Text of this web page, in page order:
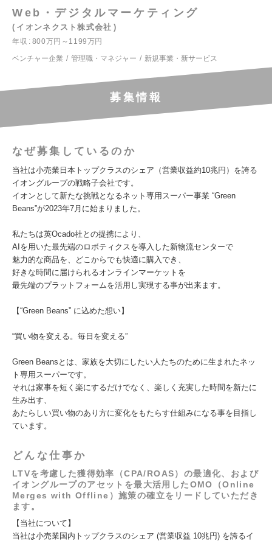
Web・デジタルマーケティング
イオンネクスト株式会社
年収
800万円～1199万円
ベンチャー企業
管理職・マネジャー 新規事業・新サービス
募集情報
なぜ募集しているのか
当社は小売業日本トップクラスのシェア（営業収益約10兆円）を誇る
イオングループの戦略子会社です。
イオンとして新たな挑戦となるネット専用スーパー事業 “Green
Beans”が2023年7月に始まりました。
私たちは英Ocado社との提携により、
AIを用いた最先端のロボティクスを導入した新物流センターで
魅力的な商品を、どこからでも快適に購入でき、
好きな時間に届けられるオンラインマーケットを
最先端のプラットフォームを活用し実現する事が出来ます。
【“Green Beans” に込めた想い】
“買い物を変える。毎日を変える”
Green Beansとは、家族を大切にしたい人たちのために生まれたネッ
ト専用スーパーです。
それは家事を短く楽にするだけでなく、楽しく充実した時間を新たに
生み出す、
あたらしい買い物のあり方に変化をもたらす仕組みになる事を目指し
ています。
どんな仕事か
LTVを考慮した獲得効率（CPA/ROAS）の最適化、および
イオングループのアセットを最大活用したOMO（Online
Merges with Offline）施策の確立をリードしていただき
ます。
【当社について】
当社は小売業国内トップクラスのシェア (営業収益 10兆円) を誇るイ